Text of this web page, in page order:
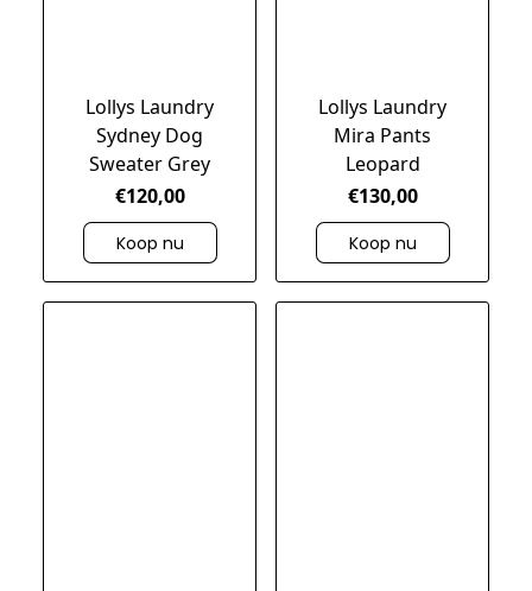
Lollys Laundry
Sydney Dog
Sweater Grey
€120,00
Koop nu
Lollys Laundry
Mira Pants
Leopard
€130,00
Koop nu